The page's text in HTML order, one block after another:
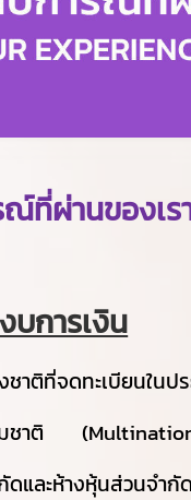
ณ์ที่ผ่านของเ
บการเงิน
ชาติที่จดทะเบียนใน
ชาติ
ดและห้างหุ้นส่วนจำ